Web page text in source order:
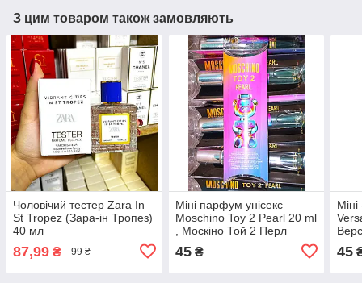
З цим товаром також замовляють
Чоловічий тестер Zara In
St Tropez (Зара-ін Тропез)
40 мл
87,99 ₴ 99 ₴
Міні парфум унісекс
Moschino Toy 2 Pearl 20 ml
, Москіно Той 2 Перл
45₴ 45